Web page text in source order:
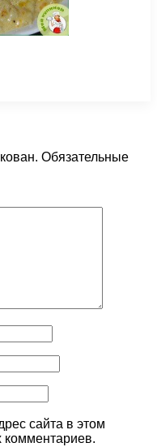
Обязательные
сайта в этом
комментариев.